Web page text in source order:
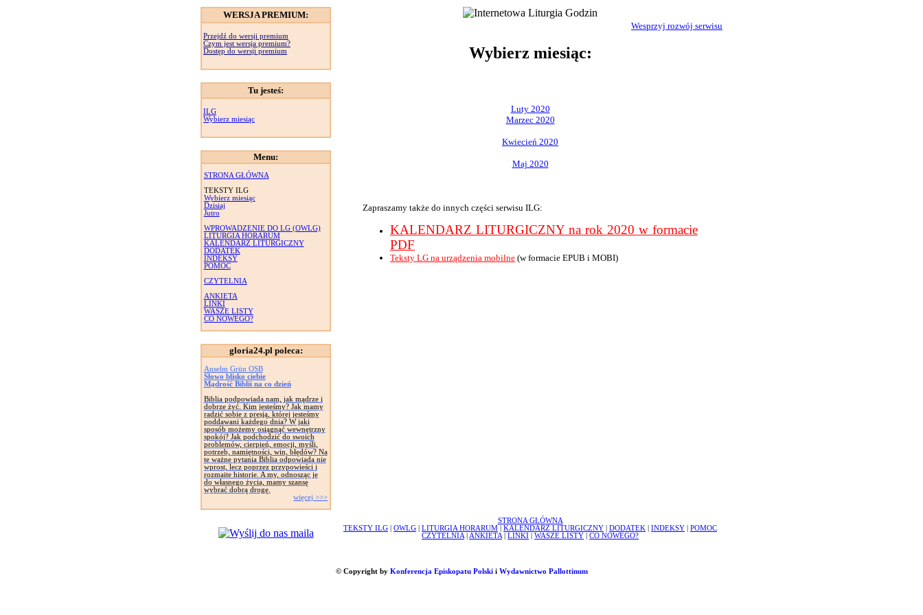
WERSJA PREMIUM:
Przejdź do wersji premium
Czym jest wersja premium?
Dostęp do wersji premium
Tu jesteś:
ILG
Wybierz miesiąc
Menu:
STRONA GŁÓWNA
TEKSTY ILG
Wybierz miesiąc
Dzisiaj
Jutro
WPROWADZENIE DO LG (OWLG)
LITURGIA HORARUM
KALENDARZ LITURGICZNY
DODATEK
INDEKSY
POMOC
CZYTELNIA
ANKIETA
LINKI
WASZE LISTY
CO NOWEGO?
gloria24.pl poleca:
Anselm Grün OSB
Słowo blisko ciebie
Mądrość Biblii na co dzień
Biblia podpowiada nam, jak mądrze i
dobrze żyć. Kim jesteśmy? Jak mamy
radzić sobie z presją, której jesteśmy
poddawani każdego dnia? W jaki
sposób możemy osiągnąć wewnętrzny
spokój? Jak podchodzić do swoich
problemów, cierpień, emocji, myśli,
potrzeb, namiętności, win, błędów? Na
te ważne pytania Biblia odpowiada nie
wprost, lecz poprzez przypowieści i
rozmaite historie. A my, odnosząc je
do własnego życia, mamy szansę
wybrać dobrą drogę.
więcej >>>
Wesprzyj rozwój serwisu
Wybierz miesiąc:
Luty 2020
Marzec 2020
Kwiecień 2020
Maj 2020
Zapraszamy także do innych części serwisu ILG:
KALENDARZ LITURGICZNY na rok 2020 w formacie
PDF
Teksty LG na urządzenia mobilne (w formacie EPUB i MOBI)
STRONA GŁÓWNA
TEKSTY ILG
OWLG LITURGIA HORARUM KALENDARZ LITURGICZNY DODATEK INDEKSY
POMOC
CZYTELNIA
ANKIETA LINKI WASZE LISTY CO NOWEGO?
© Copyright by Konferencja Episkopatu Polskii Wydawnictwo Pallottinum